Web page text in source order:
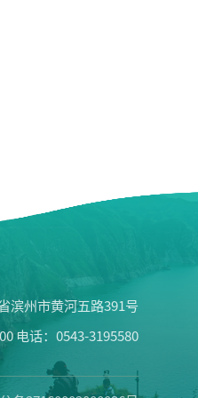
滨州市黄河五路391号
电话：0543-3195580